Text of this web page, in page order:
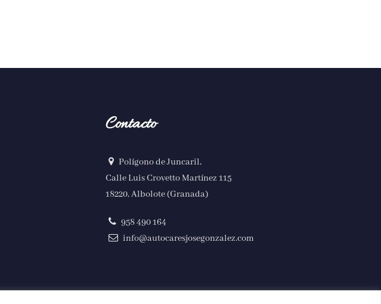
Contacto
Polígono de Juncaril,
Calle Luis Crovetto Martínez 115
18220, Albolote (Granada)
958 490 164
info@autocaresjosegonzalez.com